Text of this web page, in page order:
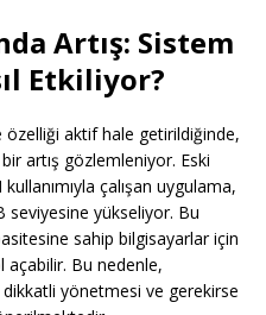
Artış: Sistem
Etkiliyor?
özelliği aktif hale getirildiğinde,
artış gözlemleniyor. Eski
çalışan uygulama,
yükseliyor. Bu
sahip bilgisayarlar için
açabilir. Bu nedenle,
dikkatli yönetmesi ve gerekirse